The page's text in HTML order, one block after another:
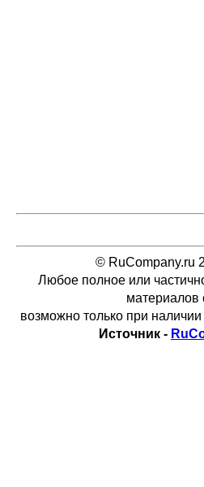
© RuCompany.ru
Любое полное или
материалов
возможно только при
Источник -